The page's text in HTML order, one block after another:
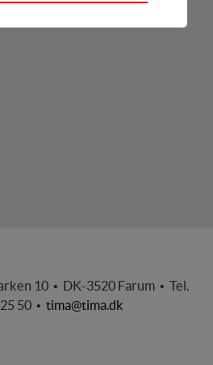
10 • DK-3520 Farum • Tel.
50 • tima@tima.dk
nødvendige for hjemmesidens
af en hjemmeside.
om antal besøg og
bruges.
på en hjemmeside - dvs. vise
interessant for den enkelte